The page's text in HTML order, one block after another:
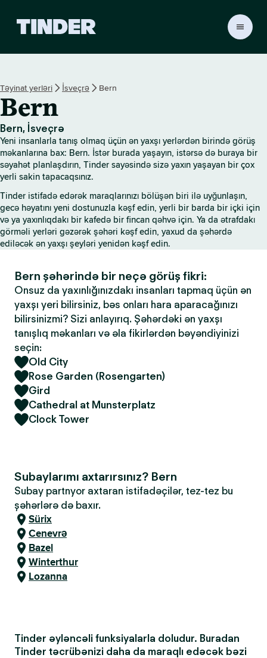
r
e
Təyinat yerləri İsveçrə Bern
Bern
Bern, İsveçrə
Yeni insanlarla tanış olmaq üçün ən yaxşı yerlərdən birində görüş
məkanlarına bax: Bern. İstər burada yaşayın, istərsə də buraya bir
səyahət planlaşdırın, Tinder sayəsində sizə yaxın yaşayan bir çox
yerli sakin tapacaqsınız.
Tinder istifadə edərək maraqlarınızı bölüşən biri ilə uyğunlaşın,
gecə həyatını yeni dostunuzla kəşf edin, yerli bir barda bir içki için
və ya yaxınlıqdakı bir kafedə bir fincan qəhvə için. Ya da ətrafdakı
görməli yerləri gəzərək şəhəri kəşf edin, yaxud da şəhərdə
ediləcək ən yaxşı şeyləri yenidən kəşf edin.
Bern şəhərində bir neçə görüş fikri:
Onsuz da yaxınlığınızdakı insanları tapmaq üçün ən
yaxşı yeri bilirsiniz, bəs onları hara aparacağınızı
bilirsinizmi? Sizi anlayırıq. Şəhərdəki ən yaxşı
tanışlıq məkanları və əla fikirlərdən bəyəndiyinizi
seçin:
Old City
Rose Garden (Rosengarten)
Gird
Cathedral at Munsterplatz
Clock Tower
Subaylarımı axtarırsınız? Bern
Subay partnyor axtaran istifadəçilər, tez-tez bu
şəhərlərə də baxır.
Sürix
Cenevrə
Bazel
Winterthur
Lozanna
Tinder əyləncəli funksiyalarla doludur. Buradan
Tinder təcrübənizi daha da maraqlı edəcək bəzi